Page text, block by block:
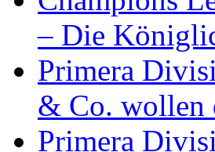
– Die
Primera
& Co. wollen
Primera